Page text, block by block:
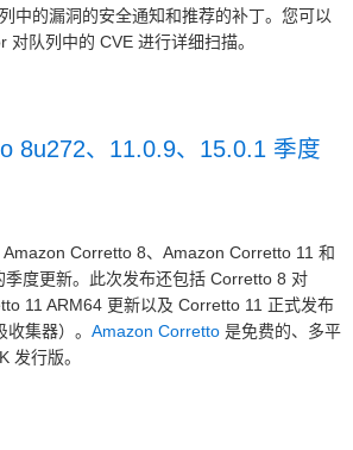
中的漏洞的安全通知和推荐的补丁。您可以
队列中的 CVE 进行详细扫描。
8u272、11.0.9、15.0.1 季度
Corretto 8、Amazon Corretto 11 和
度更新。此次发布还包括 Corretto 8 对
11 ARM64 更新以及 Corretto 11 正式发布
集器）。 Amazon Corretto 是免费的、多平
发行版。